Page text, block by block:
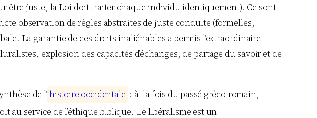
être juste, la Loi doit traiter chaque individu identiquement). Ce sont
observation de règles abstraites de juste conduite (formelles,
La garantie de ces droits inaliénables a permis l’extraordinaire
explosion des capacités d’échanges, de partage du savoir et de
de l’histoire occidentale : à la fois du passé gréco-romain,
au service de l’éthique biblique. Le libéralisme est un